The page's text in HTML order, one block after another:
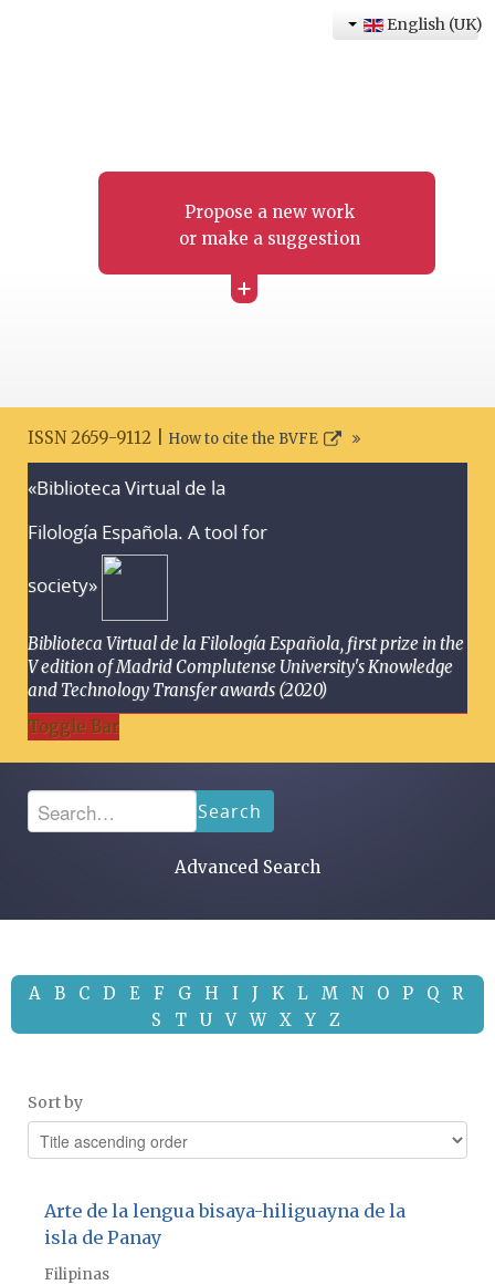
Propose a new work
or make a suggestion
+
English (UK)
ISSN 2659-9112 | How to cite the BVFE
«Biblioteca Virtual de la
Filología Española. A tool for
society»
Biblioteca Virtual de la Filología Española, first prize in the
V edition of Madrid Complutense University's Knowledge
and Technology Transfer awards (2020)
Toggle Bar
Search
Advanced Search
A B C D E F G H I J K L M N O P Q
R
S
T U V W X Y Z
Sort by
Arte de la lengua bisaya-hiliguayna de la
isla de Panay
Filipinas